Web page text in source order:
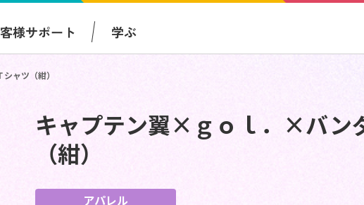
様サポート 学ぶ
ャツ（紺）
キャプテン翼×ｇｏｌ．×バ
（紺）
アパレル